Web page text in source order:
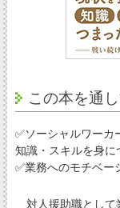
この本を通
✅ソーシャルワーカ
知識・スキルを身に
✅業務へのモチベー
対人援助職として